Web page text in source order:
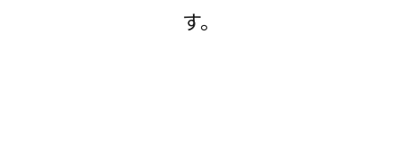
す。